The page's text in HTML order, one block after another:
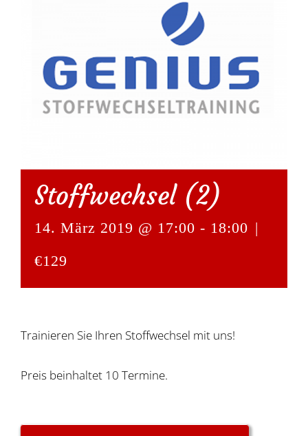
Stoffwechsel (2)
14. März 2019 @ 17:00 - 18:00 |
€129
Trainieren Sie Ihren Stoffwechsel mit uns!
Preis beinhaltet 10 Termine.